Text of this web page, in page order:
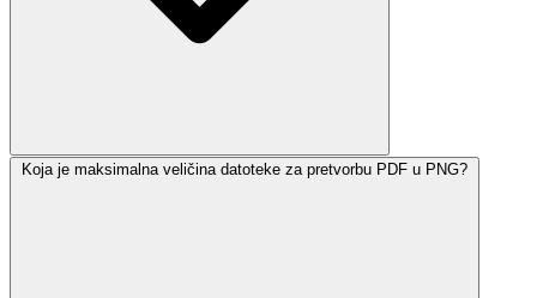
Koja je maksimalna veličina datoteke za pretvorbu PDF u PNG?